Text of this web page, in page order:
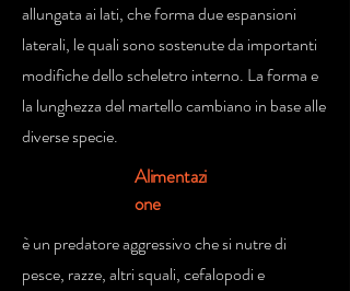
allungata ai lati, che forma due espansioni
laterali, le quali sono sostenute da importanti
modifiche dello scheletro interno. La forma e
la lunghezza del martello cambiano in base alle
diverse specie.
Alimentazi
one
è un predatore aggressivo che si nutre di
pesce, razze, altri squali, cefalopodi e